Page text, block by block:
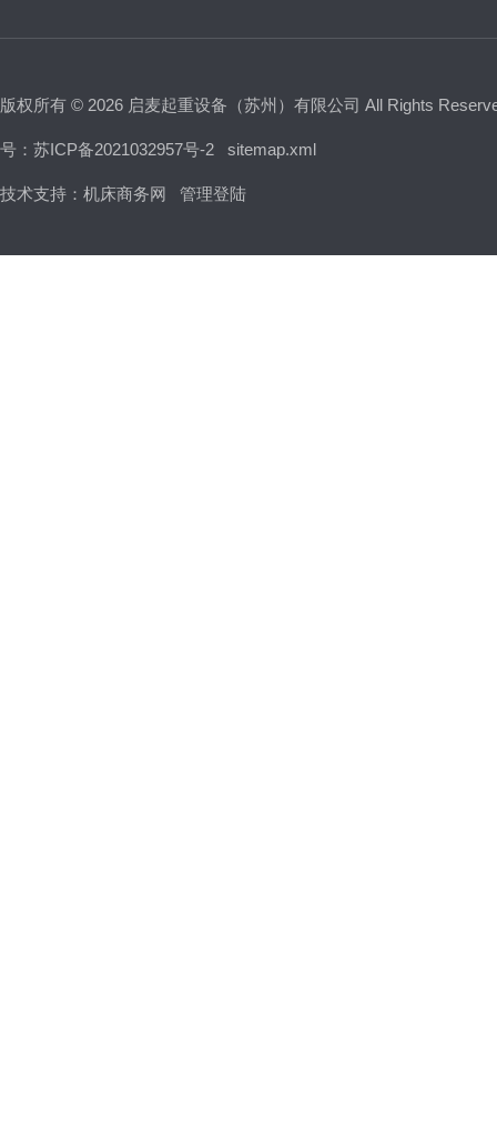
版权所有 © 2026 启麦起重设备（苏州）有限公司 All Rights
号：苏ICP备2021032957号-2 sitemap.xml
技术支持： 机床商务网 管理登陆